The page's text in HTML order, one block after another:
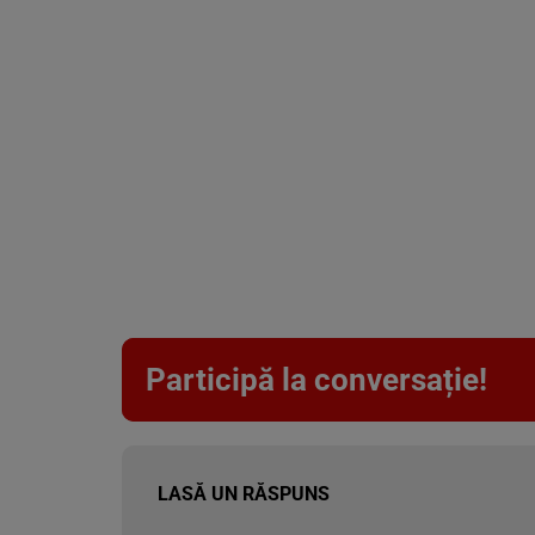
Participă la conversație!
LASĂ UN RĂSPUNS